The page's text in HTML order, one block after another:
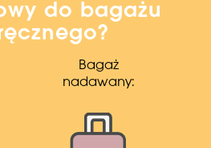
do bagażu
Bagaż
nadawany: